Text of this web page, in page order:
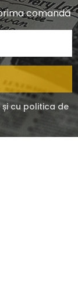
comandă
cu politica de